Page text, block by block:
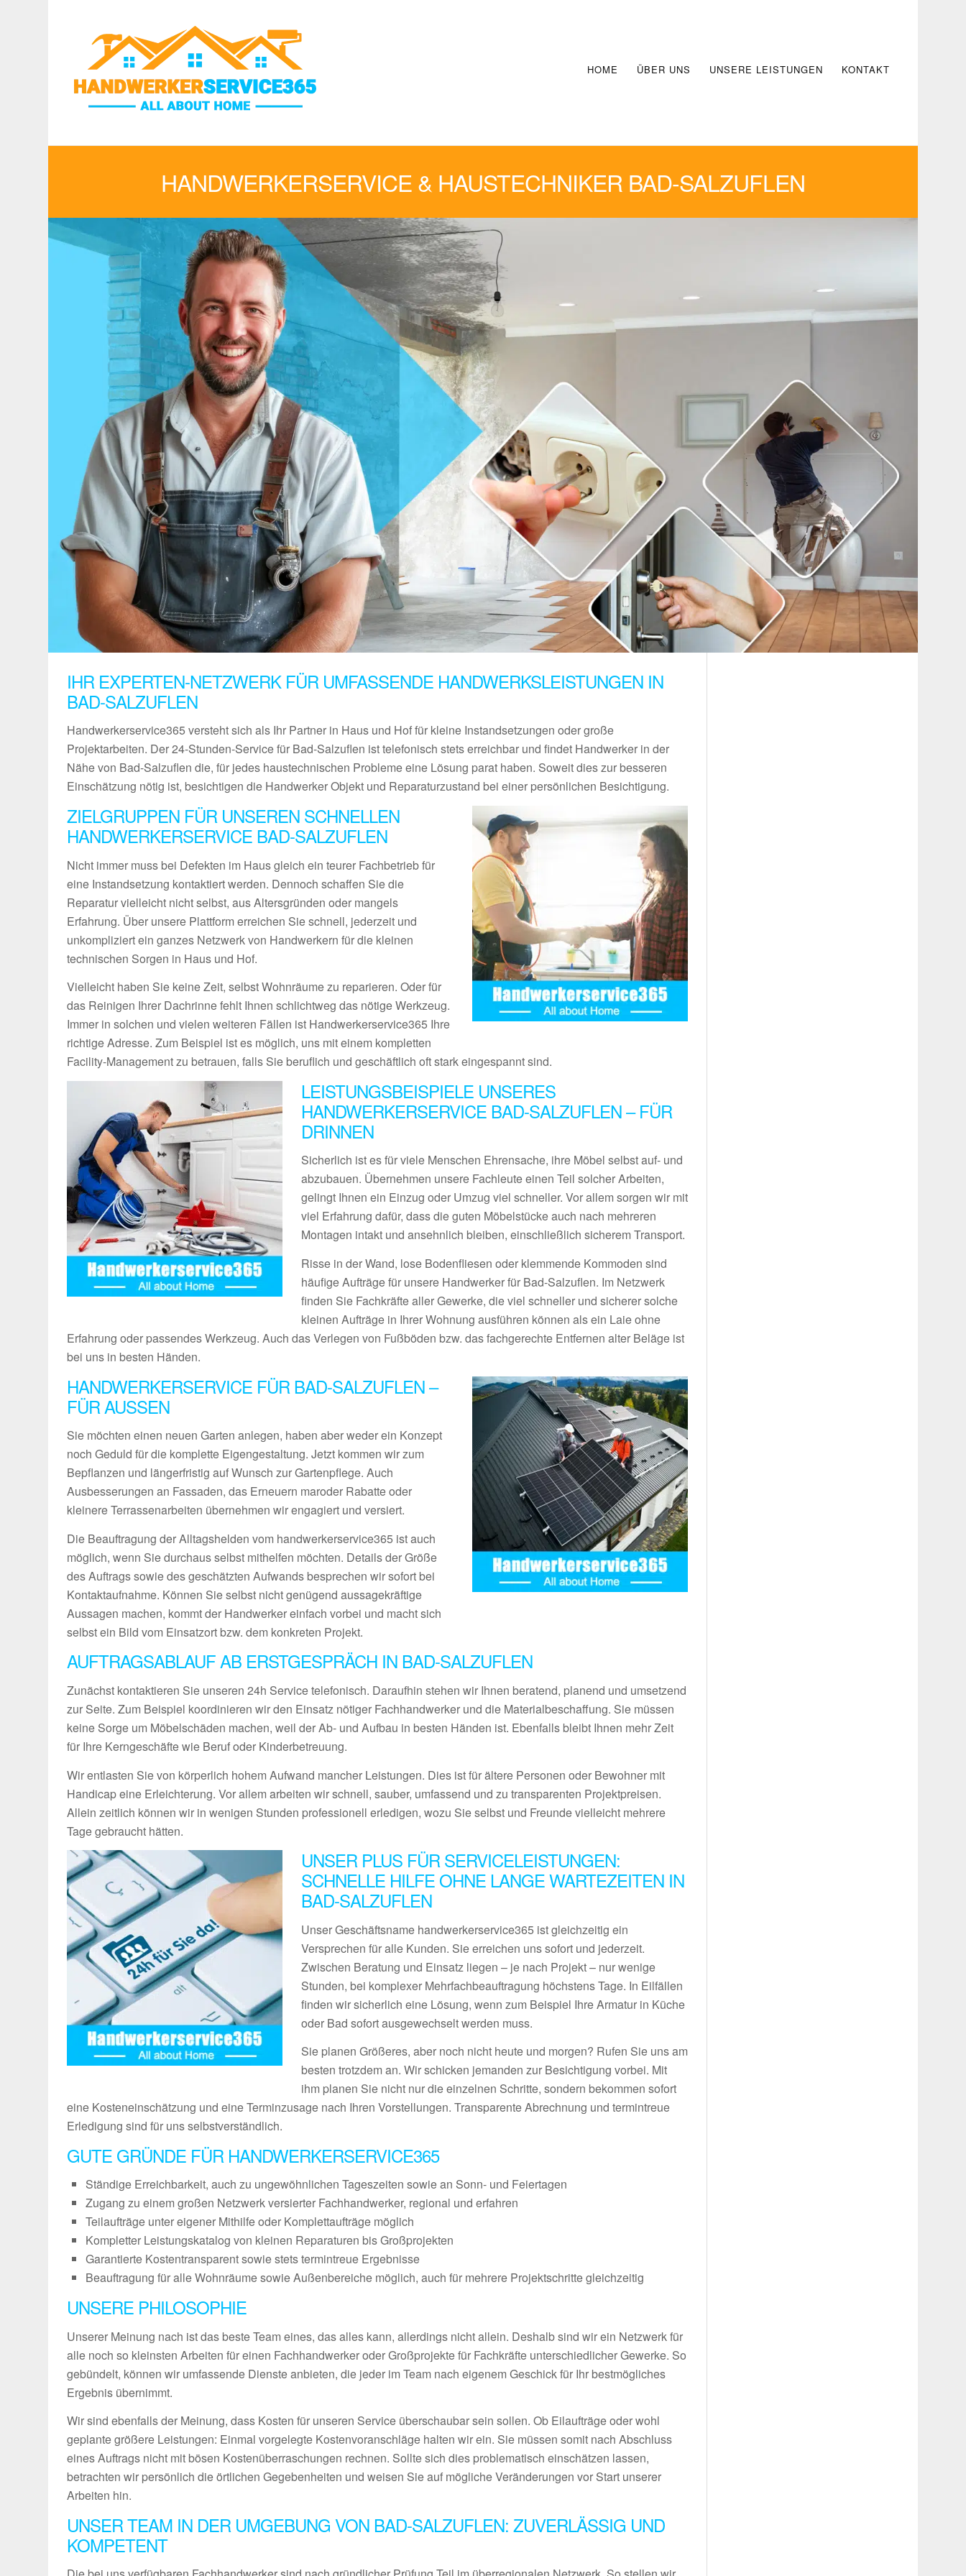
HOME ÜBER UNS UNSERE LEISTUNGEN KONTAKT
HANDWERKERSERVICE & HAUSTECHNIKER BAD-SALZUFLEN
IHR EXPERTEN-NETZWERK FÜR UMFASSENDE HANDWERKSLEISTUNGEN IN
BAD-SALZUFLEN
Handwerkerservice365 versteht sich als Ihr Partner in Haus und Hof für kleine Instandsetzungen oder große
Projektarbeiten. Der 24-Stunden-Service für Bad-Salzuflen ist telefonisch stets erreichbar und findet Handwerker in der
Nähe von Bad-Salzuflen die, für jedes haustechnischen Probleme eine Lösung parat haben. Soweit dies zur besseren
Einschätzung nötig ist, besichtigen die Handwerker Objekt und Reparaturzustand bei einer persönlichen Besichtigung.
ZIELGRUPPEN FÜR UNSEREN SCHNELLEN
HANDWERKERSERVICE BAD-SALZUFLEN
Nicht immer muss bei Defekten im Haus gleich ein teurer Fachbetrieb für
eine Instandsetzung kontaktiert werden. Dennoch schaffen Sie die
Reparatur vielleicht nicht selbst, aus Altersgründen oder mangels
Erfahrung. Über unsere Plattform erreichen Sie schnell, jederzeit und
unkompliziert ein ganzes Netzwerk von Handwerkern für die kleinen
technischen Sorgen in Haus und Hof.
Vielleicht haben Sie keine Zeit, selbst Wohnräume zu reparieren. Oder für
das Reinigen Ihrer Dachrinne fehlt Ihnen schlichtweg das nötige Werkzeug.
Immer in solchen und vielen weiteren Fällen ist Handwerkerservice365 Ihre
richtige Adresse. Zum Beispiel ist es möglich, uns mit einem kompletten
Facility-Management zu betrauen, falls Sie beruflich und geschäftlich oft stark eingespannt sind.
LEISTUNGSBEISPIELE UNSERES
HANDWERKERSERVICE BAD-SALZUFLEN – FÜR
DRINNEN
Sicherlich ist es für viele Menschen Ehrensache, ihre Möbel selbst auf- und
abzubauen. Übernehmen unsere Fachleute einen Teil solcher Arbeiten,
gelingt Ihnen ein Einzug oder Umzug viel schneller. Vor allem sorgen wir mit
viel Erfahrung dafür, dass die guten Möbelstücke auch nach mehreren
Montagen intakt und ansehnlich bleiben, einschließlich sicherem Transport.
Risse in der Wand, lose Bodenfliesen oder klemmende Kommoden sind
häufige Aufträge für unsere Handwerker für Bad-Salzuflen. Im Netzwerk
finden Sie Fachkräfte aller Gewerke, die viel schneller und sicherer solche
kleinen Aufträge in Ihrer Wohnung ausführen können als ein Laie ohne
Erfahrung oder passendes Werkzeug. Auch das Verlegen von Fußböden bzw. das fachgerechte Entfernen alter Beläge ist
bei uns in besten Händen.
HANDWERKERSERVICE FÜR BAD-SALZUFLEN –
FÜR AUSSEN
Sie möchten einen neuen Garten anlegen, haben aber weder ein Konzept
noch Geduld für die komplette Eigengestaltung. Jetzt kommen wir zum
Bepflanzen und längerfristig auf Wunsch zur Gartenpflege. Auch
Ausbesserungen an Fassaden, das Erneuern maroder Rabatte oder
kleinere Terrassenarbeiten übernehmen wir engagiert und versiert.
Die Beauftragung der Alltagshelden vom handwerkerservice365 ist auch
möglich, wenn Sie durchaus selbst mithelfen möchten. Details der Größe
des Auftrags sowie des geschätzten Aufwands besprechen wir sofort bei
Kontaktaufnahme. Können Sie selbst nicht genügend aussagekräftige
Aussagen machen, kommt der Handwerker einfach vorbei und macht sich
selbst ein Bild vom Einsatzort bzw. dem konkreten Projekt.
AUFTRAGSABLAUF AB ERSTGESPRÄCH IN BAD-SALZUFLEN
Zunächst kontaktieren Sie unseren 24h Service telefonisch. Daraufhin stehen wir Ihnen beratend, planend und umsetzend
zur Seite. Zum Beispiel koordinieren wir den Einsatz nötiger Fachhandwerker und die Materialbeschaffung. Sie müssen
keine Sorge um Möbelschäden machen, weil der Ab- und Aufbau in besten Händen ist. Ebenfalls bleibt Ihnen mehr Zeit
für Ihre Kerngeschäfte wie Beruf oder Kinderbetreuung.
Wir entlasten Sie von körperlich hohem Aufwand mancher Leistungen. Dies ist für ältere Personen oder Bewohner mit
Handicap eine Erleichterung. Vor allem arbeiten wir schnell, sauber, umfassend und zu transparenten Projektpreisen.
Allein zeitlich können wir in wenigen Stunden professionell erledigen, wozu Sie selbst und Freunde vielleicht mehrere
Tage gebraucht hätten.
UNSER PLUS FÜR SERVICELEISTUNGEN:
SCHNELLE HILFE OHNE LANGE WARTEZEITEN IN
BAD-SALZUFLEN
Unser Geschäftsname handwerkerservice365 ist gleichzeitig ein
Versprechen für alle Kunden. Sie erreichen uns sofort und jederzeit.
Zwischen Beratung und Einsatz liegen – je nach Projekt – nur wenige
Stunden, bei komplexer Mehrfachbeauftragung höchstens Tage. In Eilfällen
finden wir sicherlich eine Lösung, wenn zum Beispiel Ihre Armatur in Küche
oder Bad sofort ausgewechselt werden muss.
Sie planen Größeres, aber noch nicht heute und morgen? Rufen Sie uns am
besten trotzdem an. Wir schicken jemanden zur Besichtigung vorbei. Mit
ihm planen Sie nicht nur die einzelnen Schritte, sondern bekommen sofort
eine Kosteneinschätzung und eine Terminzusage nach Ihren Vorstellungen. Transparente Abrechnung und termintreue
Erledigung sind für uns selbstverständlich.
GUTE GRÜNDE FÜR HANDWERKERSERVICE365
Ständige Erreichbarkeit, auch zu ungewöhnlichen Tageszeiten sowie an Sonn- und Feiertagen
Zugang zu einem großen Netzwerk versierter Fachhandwerker, regional und erfahren
Teilaufträge unter eigener Mithilfe oder Komplettaufträge möglich
Kompletter Leistungskatalog von kleinen Reparaturen bis Großprojekten
Garantierte Kostentransparent sowie stets termintreue Ergebnisse
Beauftragung für alle Wohnräume sowie Außenbereiche möglich, auch für mehrere Projektschritte gleichzeitig
UNSERE PHILOSOPHIE
Unserer Meinung nach ist das beste Team eines, das alles kann, allerdings nicht allein. Deshalb sind wir ein Netzwerk für
alle noch so kleinsten Arbeiten für einen Fachhandwerker oder Großprojekte für Fachkräfte unterschiedlicher Gewerke. So
gebündelt, können wir umfassende Dienste anbieten, die jeder im Team nach eigenem Geschick für Ihr bestmögliches
Ergebnis übernimmt.
Wir sind ebenfalls der Meinung, dass Kosten für unseren Service überschaubar sein sollen. Ob Eilaufträge oder wohl
geplante größere Leistungen: Einmal vorgelegte Kostenvoranschläge halten wir ein. Sie müssen somit nach Abschluss
eines Auftrags nicht mit bösen Kostenüberraschungen rechnen. Sollte sich dies problematisch einschätzen lassen,
betrachten wir persönlich die örtlichen Gegebenheiten und weisen Sie auf mögliche Veränderungen vor Start unserer
Arbeiten hin.
UNSER TEAM IN DER UMGEBUNG VON BAD-SALZUFLEN: ZUVERLÄSSIG UND
KOMPETENT